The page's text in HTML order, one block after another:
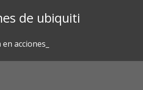
de ubiquiti
acciones_